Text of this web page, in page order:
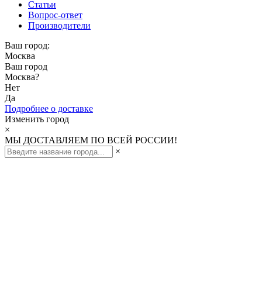
Статьи
Вопрос-ответ
Производители
Ваш город:
Москва
Ваш город
Москва?
Нет
Да
Подробнее о доставке
Изменить город
×
МЫ ДОСТАВЛЯЕМ ПО ВСЕЙ РОССИИ!
×